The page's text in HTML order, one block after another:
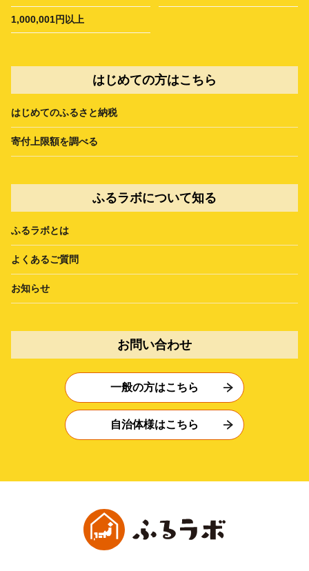
1,000,001円以上
はじめての方はこちら
はじめてのふるさと納税
寄付上限額を調べる
ふるラボについて知る
ふるラボとは
よくあるご質問
お知らせ
お問い合わせ
一般の方はこちら
自治体様はこちら